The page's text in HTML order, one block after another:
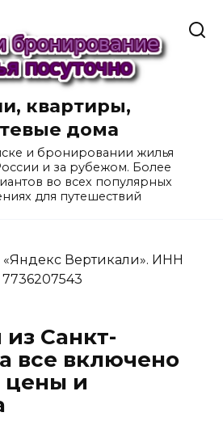
квартиры,
дома
и бронировании жилья
и за рубежом. Более
во всех популярных
для путешествий
Вертикали». ИНН
7736207543
Санкт-
все включено
и